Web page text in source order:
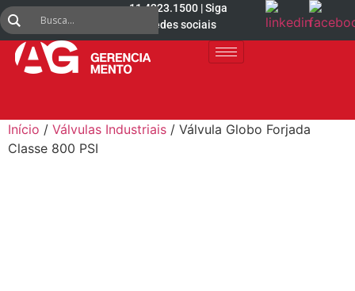
11 4223.1500 | Siga
nas redes sociais
Início / Válvulas Industriais / Válvula Globo Forjada
Classe 800 PSI